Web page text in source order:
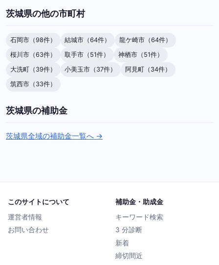
茨城県の他の市町村
石岡市（98件） 結城市（64件）
龍ケ崎市（64件）
桜川市（63件）
取手市（51件）
神栖市（51件）
大洗町（39件）
小美玉市（37件）
阿見町（34件）
筑西市（33件）
茨城県の補助金
茨城県全域の補助金一覧へ →
このサイトについて
運営者情報
お問い合わせ
補助金・助成金
キーワード検索
3 分診断
新着
締切間近